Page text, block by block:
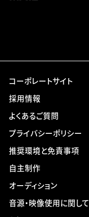
コーポレートサイト
採用情報
よくあるご質問
プライバシーポリシー
推奨環境と免責事項
自主制作
オーディション
音源・映像使用に関して